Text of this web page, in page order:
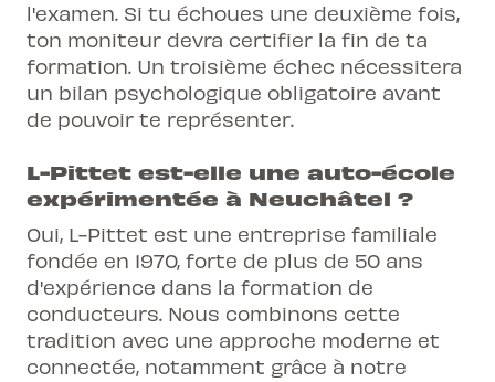
l'examen. Si tu échoues une deuxième fois,
ton moniteur devra certifier la fin de ta
formation. Un troisième échec nécessitera
un bilan psychologique obligatoire avant
de pouvoir te représenter.
L-Pittet est-elle une auto-école
expérimentée à Neuchâtel ?
Oui, L-Pittet est une entreprise familiale
fondée en 1970, forte de plus de 50 ans
d'expérience dans la formation de
conducteurs. Nous combinons cette
tradition avec une approche moderne et
connectée, notamment grâce à notre